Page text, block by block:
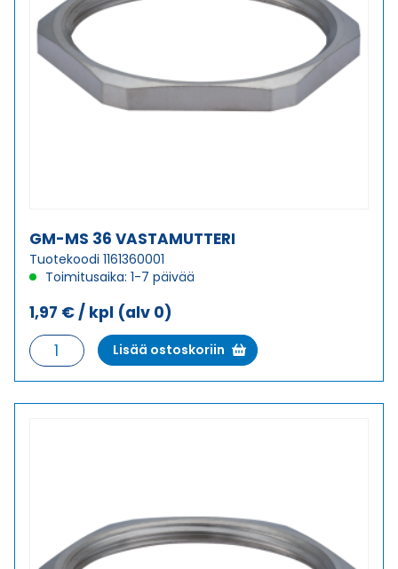
GM-MS 36 VASTAMUTTERI
Tuotekoodi 1161360001
Toimitusaika: 1-7 päivää
1,97 € / kpl (alv 0)
GM-
MS
36
Lisää ostoskoriin